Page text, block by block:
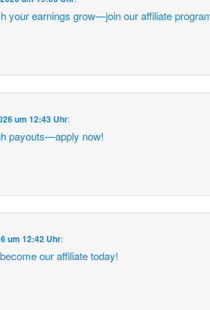
your earnings grow—join our affiliate
um 12:43 Uhr:
payouts—apply now!
um 12:42 Uhr:
our affiliate today!